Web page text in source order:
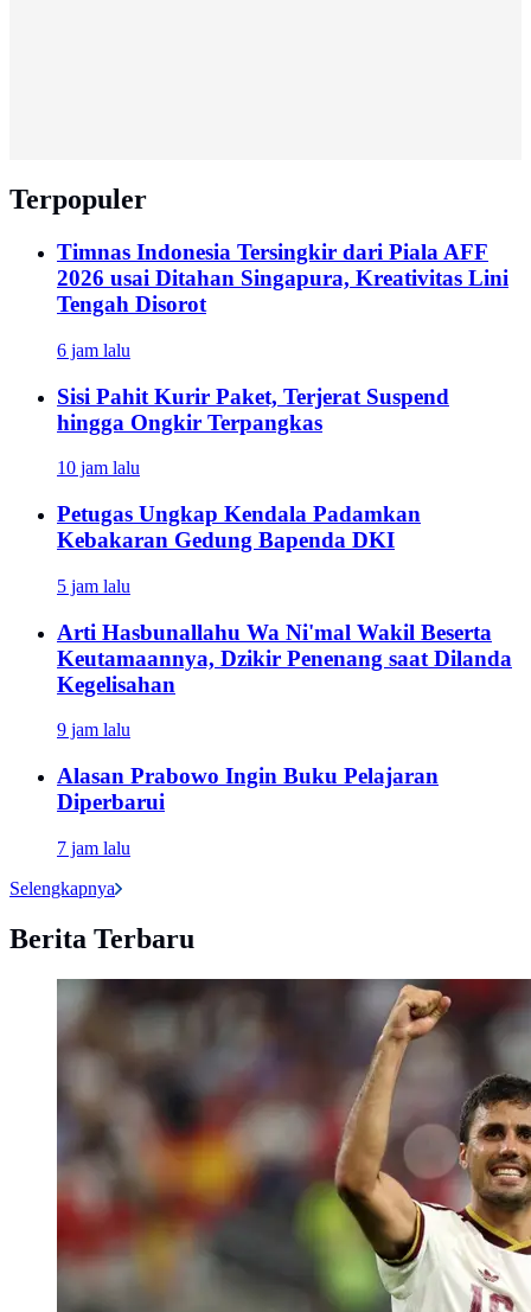
Terpopuler
Timnas Indonesia Tersingkir dari Piala AFF
2026 usai Ditahan Singapura, Kreativitas Lini
Tengah Disorot
6 jam lalu
Sisi Pahit Kurir Paket, Terjerat Suspend
hingga Ongkir Terpangkas
10 jam lalu
Petugas Ungkap Kendala Padamkan
Kebakaran Gedung Bapenda DKI
5 jam lalu
Arti Hasbunallahu Wa Ni'mal Wakil Beserta
Keutamaannya, Dzikir Penenang saat Dilanda
Kegelisahan
9 jam lalu
Alasan Prabowo Ingin Buku Pelajaran
Diperbarui
7 jam lalu
Selengkapnya
Berita Terbaru